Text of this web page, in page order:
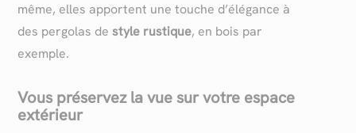
même, elles apportent une touche d’élégance à
des pergolas destyle rustique, en bois par
exemple.
Vous préservez la vue sur votre espace
extérieur